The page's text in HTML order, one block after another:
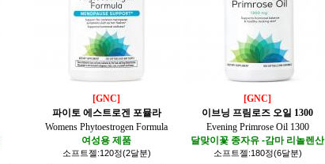
[GNC]
파이토 에스트로겐 포뮬라
Womens Phytoestrogen Formula
여성용 제품
소프트젤:120정(2달분)
[GNC]
이브닝 프림로즈 오일 1300
Evening Primrose Oil 1300
달맞이꽃 종자유 -감마 리놀렌산
소프트젤:180정(6달분)